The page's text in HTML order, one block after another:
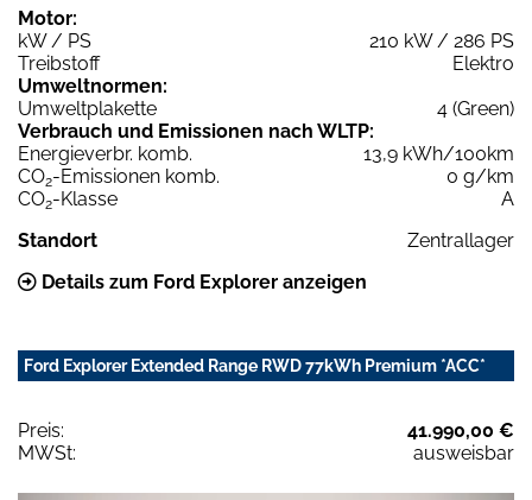
Motor:
kW / PS
210 kW / 286 PS
Treibstoff
Elektro
Umweltnormen:
Umweltplakette
4 (Green)
Verbrauch und Emissionen nach WLTP:
Energieverbr. komb.
13,9 kWh/100km
CO2-Emissionen komb.
0 g/km
CO2-Klasse
A
Standort
Zentrallager
Details zum Ford Explorer anzeigen
Ford Explorer Extended Range RWD 77kWh Premium *ACC*
Preis:
41.990,00 €
MWSt:
ausweisbar